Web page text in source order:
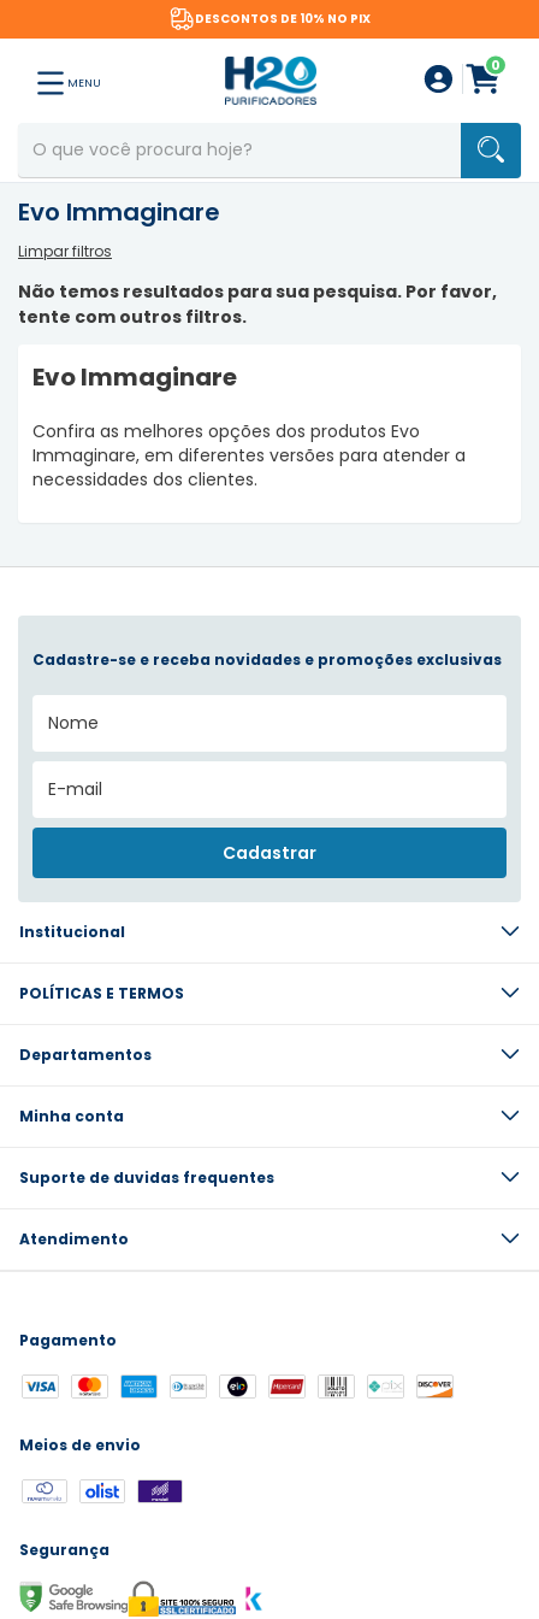
DESCONTOS DE 10% NO PIX
MENU
0
Evo Immaginare
Limpar filtros
Não temos resultados para sua pesquisa. Por favor,
tente com outros filtros.
Evo Immaginare
Confira as melhores opções dos produtos Evo
Immaginare, em diferentes versões para atender a
necessidades dos clientes.
Institucional
POLÍTICAS E TERMOS
Departamentos
Minha conta
Suporte de duvidas frequentes
Atendimento
Cadastre-se e receba novidades e promoções exclusivas
Pagamento
Meios de envio
Segurança